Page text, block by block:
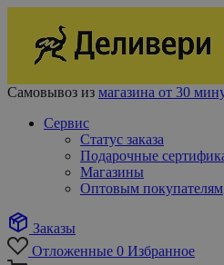
Самовывоз из магазина от 30
Сервис
Статус заказа
Подарочные
Магазины
Оптовым покупателям
Заказы
Отложенные 0 Избранное